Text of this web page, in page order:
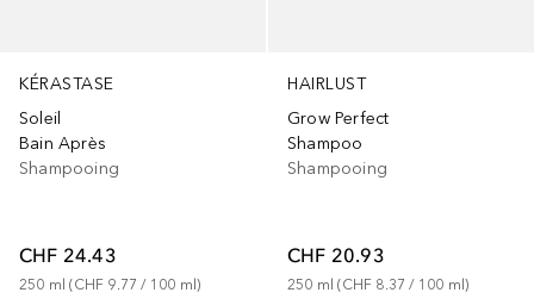
KÉRASTASE
Soleil
Bain Après
Shampooing
CHF 24.43
250 ml (CHF 9.77 / 100 ml)
HAIRLUST
Grow Perfect
Shampoo
Shampooing
CHF 20.93
250 ml (CHF 8.37 / 100 ml)